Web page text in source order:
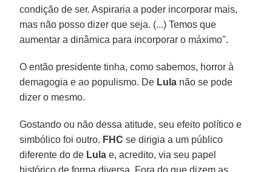
condição de ser. Aspiraria a poder incorporar mais,
mas não posso dizer que seja. (...) Temos que
aumentar a dinâmica para incorporar o máximo".
O então presidente tinha, como sabemos, horror à
demagogia e ao populismo. De Lula não se pode
dizer o mesmo.
Gostando ou não dessa atitude, seu efeito político e
simbólico foi outro. FHC se dirigia a um público
diferente do de Lula e, acredito, via seu papel
histórico de forma diversa. Fora do que dizem as